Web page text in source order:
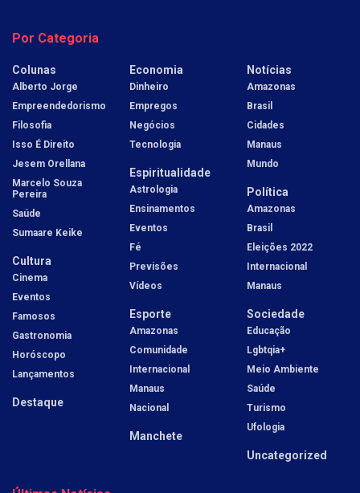
Por Categoria
Colunas
Alberto Jorge
Empreendedorismo
Filosofia
Isso É Direito
Jesem Orellana
Marcelo Souza
Pereira
Saúde
Sumaare Keike
Cultura
Cinema
Eventos
Famosos
Gastronomia
Horóscopo
Lançamentos
Destaque
Economia
Dinheiro
Empregos
Negócios
Tecnologia
Espiritualidade
Astrologia
Ensinamentos
Eventos
Fé
Previsões
Vídeos
Esporte
Amazonas
Comunidade
Internacional
Manaus
Nacional
Manchete
Notícias
Amazonas
Brasil
Cidades
Manaus
Mundo
Política
Amazonas
Brasil
Eleições 2022
Internacional
Manaus
Sociedade
Educação
Lgbtqia+
Meio Ambiente
Saúde
Turismo
Ufologia
Uncategorized